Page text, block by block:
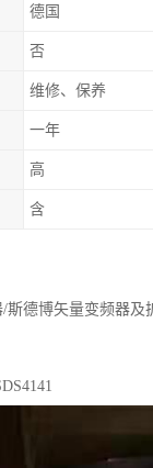
德国
否
维修、保养
一年
高
含
德博矢量变频器及